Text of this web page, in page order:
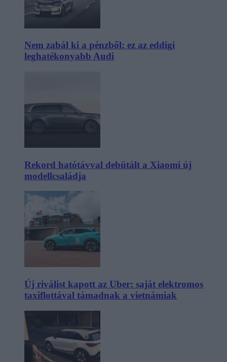
Nem zabál ki a pénzből: ez az eddigi
leghatékonyabb Audi
Rekord hatótávval debütált a Xiaomi új
modellcsaládja
Új riválist kapott az Uber: saját elektromos
taxiflottával támadnak a vietnámiak